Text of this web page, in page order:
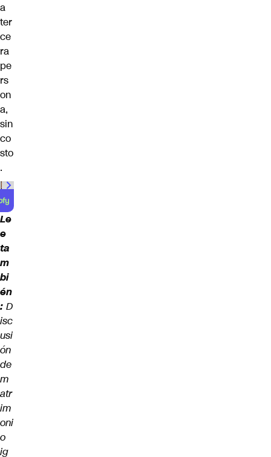
a
ter
ce
ra
pe
rs
on
a,
sin
co
sto
.
Le
e
ta
m
bi
én
: D
isc
usi
ón
de
m
atr
im
oni
o
ig